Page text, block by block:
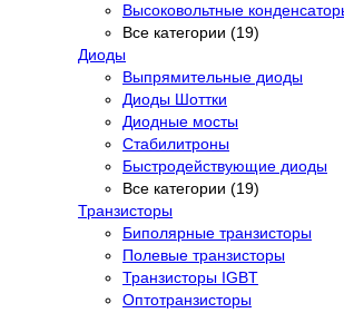
Высоковольтные
Все категории (19)
Диоды
Выпрямительные диоды
Диоды Шоттки
Диодные мосты
Стабилитроны
Быстродействующие диоды
Все категории (19)
Транзисторы
Биполярные транзисторы
Полевые транзисторы
Транзисторы IGBT
Оптотранзисторы